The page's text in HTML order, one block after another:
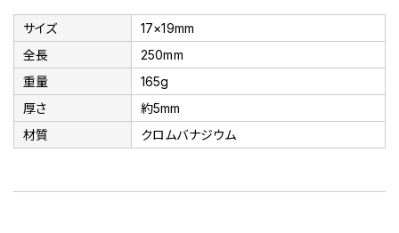
サイズ
17×19mm
全長
250mm
重量
165g
厚さ
約5mm
材質
クロムバナジウム